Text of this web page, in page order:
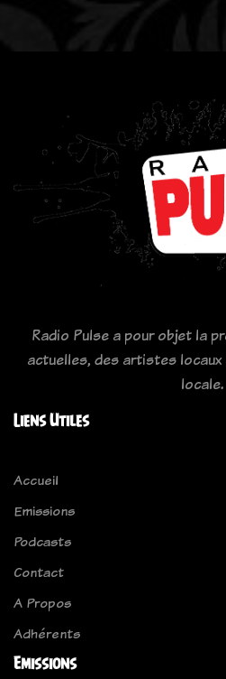
Radio Pulse a pour objet la
actuelles, des artistes
locale.
Liens Utiles
Accueil
Emissions
Podcasts
Contact
A Propos
Adhérents
Emissions